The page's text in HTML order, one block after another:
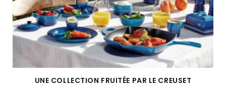
UNE COLLECTION FRUITÉE PAR LE CREUSET